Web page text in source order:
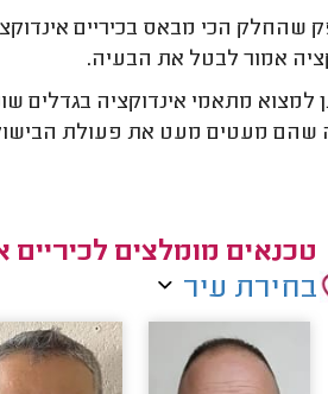
שהחלק הכי מבאס בכיריים
אמור לבטל את הבעיה.
למצוא מתאמי אינדוקציה בגדלים
שהם מעטים מעט את פעולת
טכנאים מומלצים לכיריים
בחירת עיר